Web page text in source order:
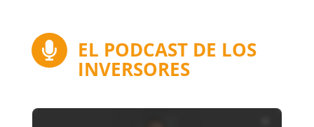
 EL PODCAST DE LOS
INVERSORES